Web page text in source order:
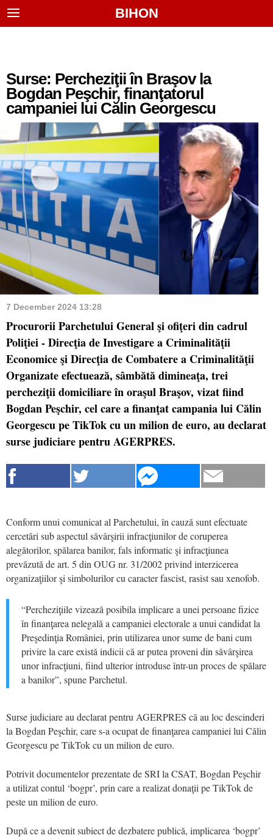
BIHON
Surse: Percheziţii în Braşov la
Bogdan Peşchir, finanţatorul
campaniei lui Călin Georgescu
7 December 2024 13:28
Procurorii Parchetului General şi ofiţeri din cadrul
Poliţiei - Direcţia de Investigare a Criminalităţii
Economice şi Direcţia de Combatere a Criminalităţii
Organizate efectuează, sâmbătă dimineaţa, trei
percheziţii domiciliare în oraşul Braşov, vizat fiind
Bogdan Peşchir, cel care a finanţat campania lui Călin
Georgescu pe TikTok cu un milion de euro, au declarat
surse judiciare pentru AGERPRES.
Conform unui comunicat al Parchetului, în cauză sunt efectuate
cercetări sub aspectul săvârşirii infracţiunilor de coruperea
alegătorilor, spălarea banilor, fals informatic şi infracţiunea
prevăzută de art. 5 din OUG nr. 31/2002 privind interzicerea
organizaţiilor şi simbolurilor cu caracter fascist, rasist sau xenofob.
“Percheziţiile vizează posibila implicare a unei persoane fizice
în finanţarea nelegală a campaniei electorale a unui candidat la
Preşedinţia României, prin utilizarea unor sume de bani cum
privire la care există indicii că ar putea proveni din săvârşirea
unor infracţiuni, fiind ulterior introduse într-un proces de spălare
a banilor”, spune Parchetul.
Surse judiciare au declarat pentru AGERPRES că au loc descinderi
la Bogdan Peşchir, care s-a ocupat de finanţarea campaniei lui Călin
Georgescu pe TikTok cu un milion de euro.
Potrivit documentelor prezentate de SRI la CSAT, Bogdan Peşchir
a utilizat contul ‘bogpr’, prin care a realizat donaţii pe TikTok de
peste un milion de euro.
După ce a devenit subiect de dezbatere publică, implicarea ‘bogpr’